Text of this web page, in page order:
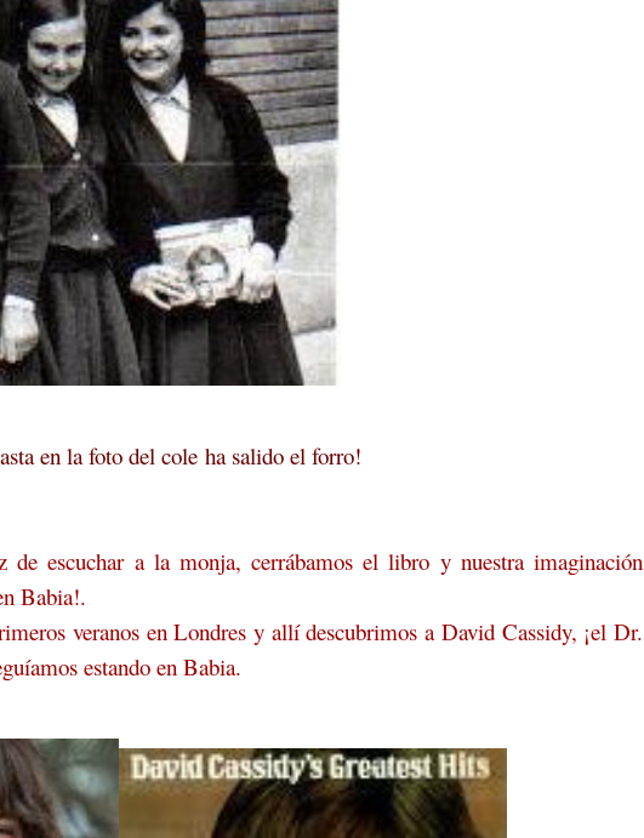
en la foto del cole ha salido el forro!
de escuchar a la monja, cerrábamos el libro y nuestra imaginación
Babia!.
veranos en Londres y allí descubrimos a David Cassidy, ¡el Dr.
estando en Babia.